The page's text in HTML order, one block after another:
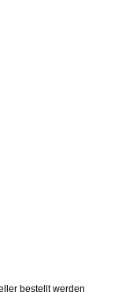
bestellt werden